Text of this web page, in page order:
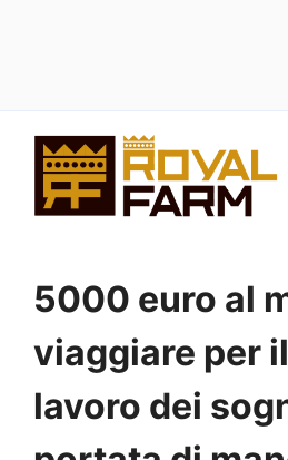
contenuto
5000 euro al
viaggiare per
lavoro dei